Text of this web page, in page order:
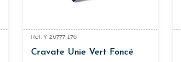
Ref: Y-26777-176
Cravate Unie Vert Foncé